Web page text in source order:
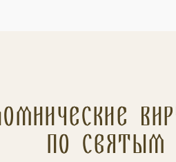
по